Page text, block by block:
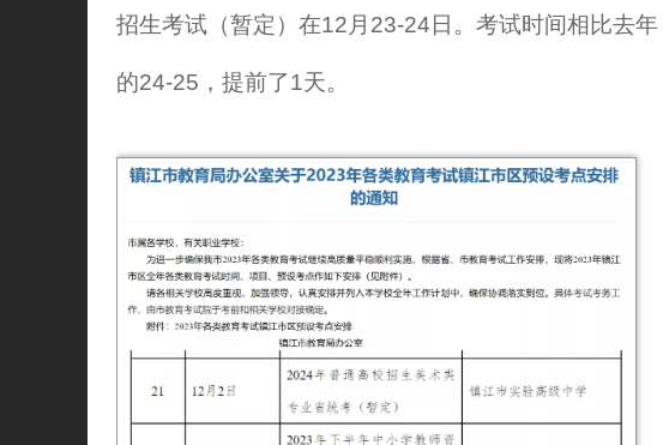
招生考试（暂定）在12月23-24日。考试时间相比去年
的24-25，提前了1天。